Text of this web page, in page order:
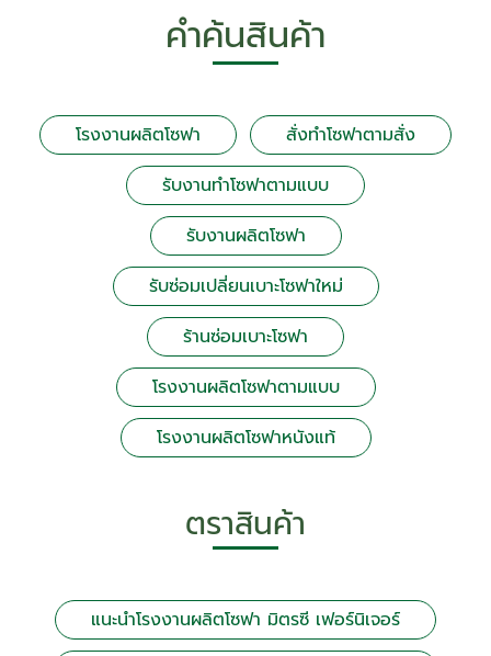
คำค้นสินค้า
โรงงานผลิตโซฟา
สั่งทำโซฟาตามสั่ง
รับงานทำโซฟาตามแบบ
รับงานผลิตโซฟา
รับซ่อมเปลี่ยนเบาะโซฟาใหม่
ร้านซ่อมเบาะโซฟา
โรงงานผลิตโซฟาตามแบบ
โรงงานผลิตโซฟาหนังแท้
ตราสินค้า
แนะนำโรงงานผลิตโซฟา มิตรซี เฟอร์นิเจอร์